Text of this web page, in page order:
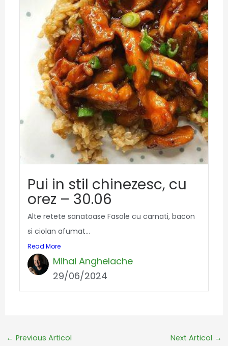
Pui in stil chinezesc, cu
orez – 30.06
Alte retete sanatoase Fasole cu carnati, bacon
si ciolan afumat...
Read More
Mihai Anghelache
29/06/2024
← Previous Articol Next Articol →